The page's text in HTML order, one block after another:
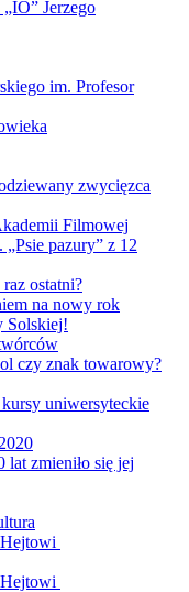
Jerzego
im. Profesor
zwycięzca
Filmowej
pazury” z 12
ostatni?
na nowy rok
Solskiej!
czy znak towarowy?
uniwersyteckie
zmieniło się jej